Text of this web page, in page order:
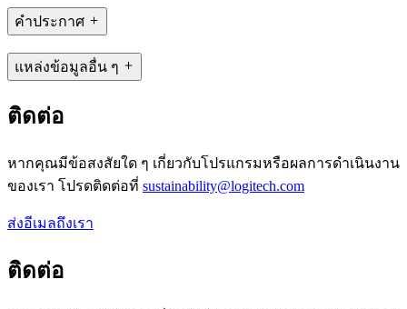
คำประกาศ
แหล่งข้อมูลอื่น ๆ
ติดต่อ
หากคุณมีข้อสงสัยใด ๆ เกี่ยวกับโปรแกรมหรือผลการดำเนินงาน
ของเรา โปรดติดต่อที่ sustainability@logitech.com
ส่งอีเมลถึงเรา
ติดต่อ